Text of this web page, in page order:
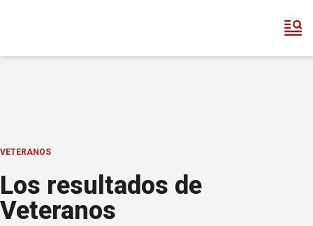
VETERANOS
Los resultados de
Veteranos